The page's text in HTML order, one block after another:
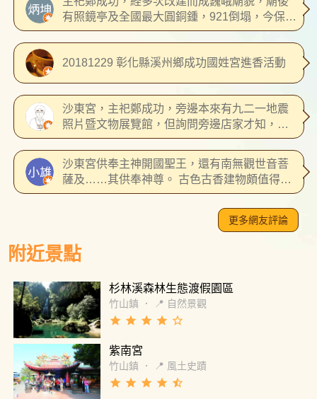
有照鏡亭及全國最大圓銅鍾，921倒塌，今保留
其貌並闢為地振紀念公園。
20181229 彰化縣溪州鄉成功國姓宮進香活動
沙東宮，主祀鄭成功，旁邊本來有九二一地震
照片暨文物展覽館，但詢問旁邊店家才知，這
展覽館早就關閉了。正後方是照鏡台九二一震
災公園，可一併參觀。
沙東宮供奉主神開國聖王，還有南無觀世音菩
薩及……其供奉神尊。 古色古香建物頗值得前
往參香！
更多網友評論
附近景點
杉林溪森林生態渡假園區
竹山鎮 ． 📍 自然景觀
grade grade grade grade star_border
紫南宮
竹山鎮 ． 📍 風土史蹟
grade grade grade grade star_half